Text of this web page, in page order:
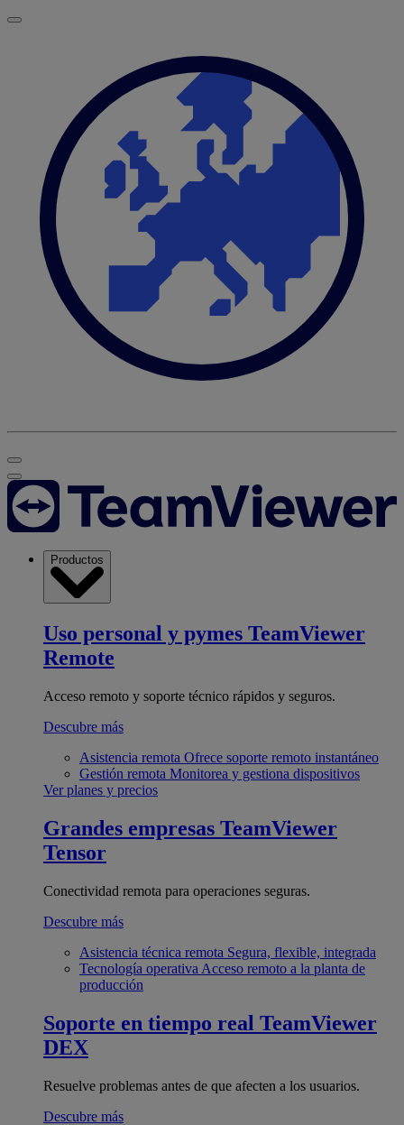
Productos
Uso personal y pymes TeamViewer
Remote
Acceso remoto y soporte técnico rápidos y seguros.
Descubre más
Asistencia remota Ofrece soporte remoto instantáneo
Gestión remota Monitorea y gestiona dispositivos
Ver planes y precios
Grandes empresas TeamViewer
Tensor
Conectividad remota para operaciones seguras.
Descubre más
Asistencia técnica remota Segura, flexible, integrada
Tecnología operativa Acceso remoto a la planta de
producción
Soporte en tiempo real TeamViewer
DEX
Resuelve problemas antes de que afecten a los usuarios.
Descubre más